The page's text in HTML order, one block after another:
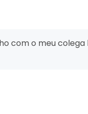
com o meu